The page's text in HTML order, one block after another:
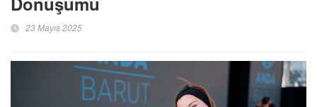
23 Mayıs 2025